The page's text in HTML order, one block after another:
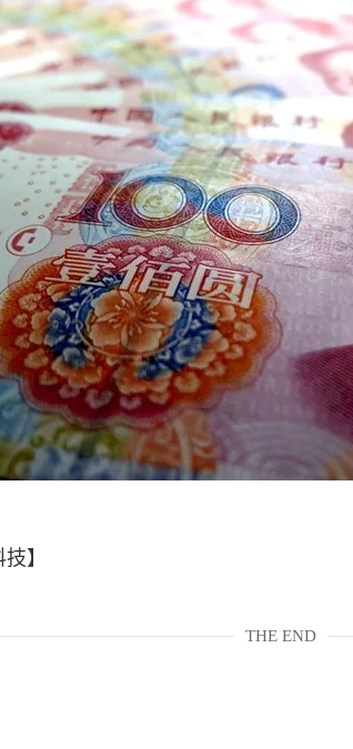
】
THE END